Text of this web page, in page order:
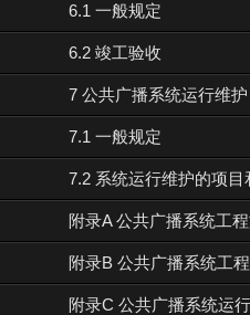
6.1 一般规定
6.2 竣工验收
7 公共广播系统运行维护
7.1 一般规定
7.2 系统运行维护的项目
附录A 公共广播系统工
附录B 公共广播系统工
附录C 公共广播系统运